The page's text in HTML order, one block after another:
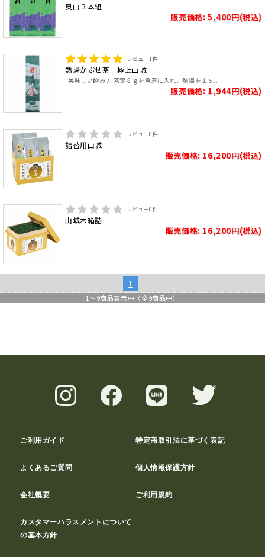
奥山３本組
販売価格: 5,400円(税込)
レビュー1件
熱湯かぶせ茶 極上山城
美味しい飲み方 茶葉８ｇを急須に入れ、熱湯を１５..
販売価格: 1,944円(税込)
レビュー0件
詰替用山城
販売価格: 16,200円(税込)
レビュー0件
山城木箱詰
販売価格: 16,200円(税込)
1
1 ～9商品表示中（全9商品中）
ご利用ガイド 特定商取引法に基づく表記
よくあるご質問 個人情報保護方針
会社概要 ご利用規約
カスタマーハラスメントについて
の基本方針